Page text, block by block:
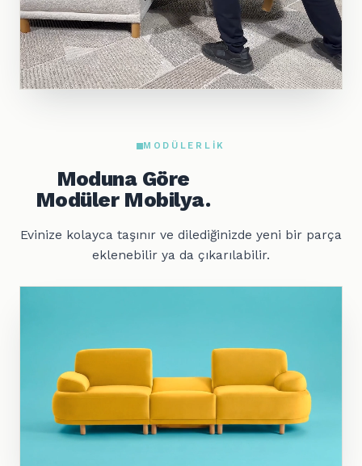
MODÜLERLIK
Moduna Göre
Modüler Mobilya.
Evinize kolayca taşınır ve dilediğinizde yeni bir parça
eklenebilir ya da çıkarılabilir.